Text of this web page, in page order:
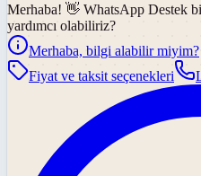
Merhaba! 👋 WhatsApp Destek
yardımcı olabiliriz?
Merhaba, bilgi alabilir miyim?
Fiyat ve taksit seçenekleri